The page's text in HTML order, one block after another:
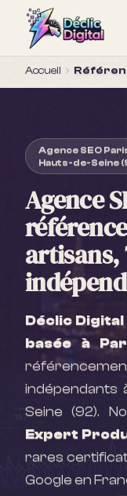
Accueil
Agence SEO
Hauts-de-Seine
Agence
artisans,
Déclic Digital
basée à
indépendants
Seine (92).
Expert
rares
Google en